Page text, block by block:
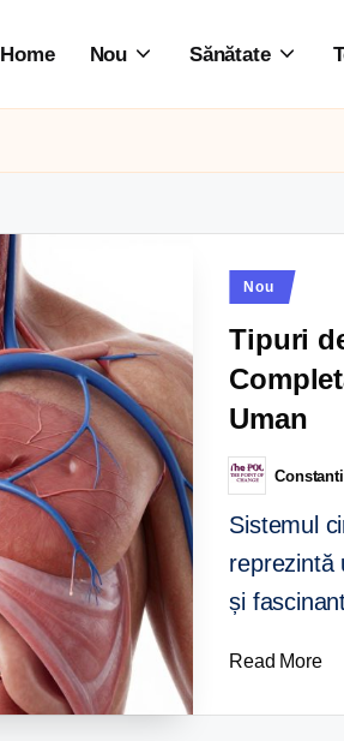
Home Nou Sănătate
Nou
Tipuri
Uman
Sistemul
reprezintă
și
Read More